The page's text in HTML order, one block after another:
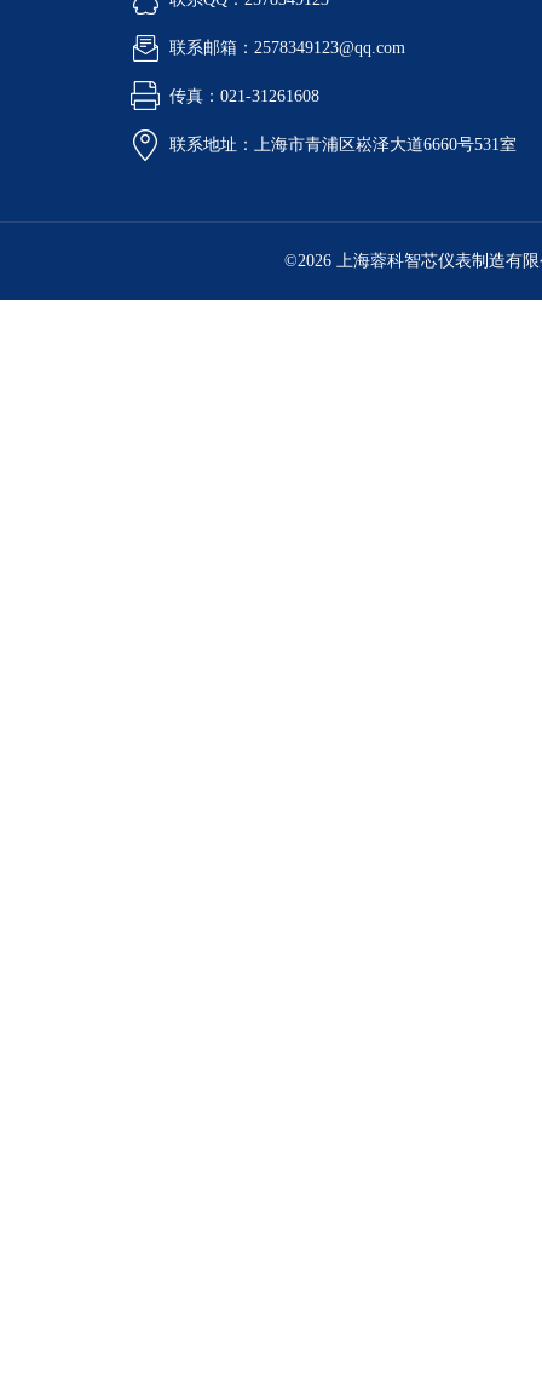
联系邮箱：2578349123@qq.com
传真：021-31261608
联系地址：上海市青浦区崧泽大道6660号531室
©2026 上海蓉科智芯仪表制造有